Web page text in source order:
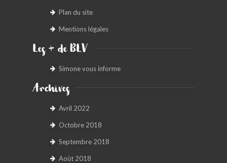
Plan du site
Mentions légales
Les + de BLV
Simone vous informe
Archives
Avril 2022
Octobre 2018
Septembre 2018
Août 2018